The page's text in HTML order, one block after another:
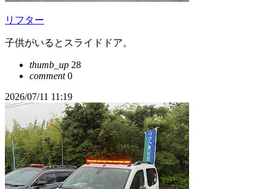
リフター
子供がいるとスライドドア。
thumb_up 28
comment0
2026/07/11 11:19